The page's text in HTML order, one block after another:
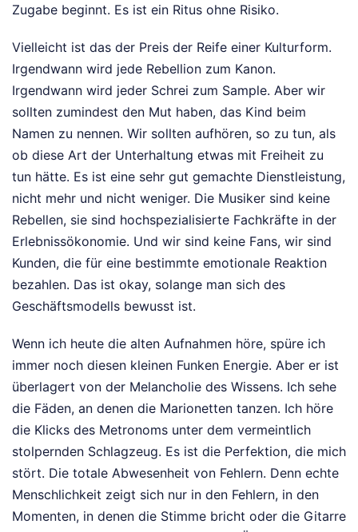
Zugabe beginnt. Es ist ein Ritus ohne Risiko.
Vielleicht ist das der Preis der Reife einer Kulturform.
Irgendwann wird jede Rebellion zum Kanon.
Irgendwann wird jeder Schrei zum Sample. Aber wir
sollten zumindest den Mut haben, das Kind beim
Namen zu nennen. Wir sollten aufhören, so zu tun, als
ob diese Art der Unterhaltung etwas mit Freiheit zu
tun hätte. Es ist eine sehr gut gemachte Dienstleistung,
nicht mehr und nicht weniger. Die Musiker sind keine
Rebellen, sie sind hochspezialisierte Fachkräfte in der
Erlebnissökonomie. Und wir sind keine Fans, wir sind
Kunden, die für eine bestimmte emotionale Reaktion
bezahlen. Das ist okay, solange man sich des
Geschäftsmodells bewusst ist.
Wenn ich heute die alten Aufnahmen höre, spüre ich
immer noch diesen kleinen Funken Energie. Aber er ist
überlagert von der Melancholie des Wissens. Ich sehe
die Fäden, an denen die Marionetten tanzen. Ich höre
die Klicks des Metronoms unter dem vermeintlich
stolpernden Schlagzeug. Es ist die Perfektion, die mich
stört. Die totale Abwesenheit von Fehlern. Denn echte
Menschlichkeit zeigt sich nur in den Fehlern, in den
Momenten, in denen die Stimme bricht oder die Gitarre